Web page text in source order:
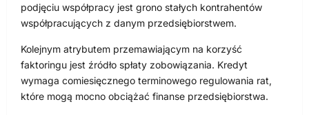
podjęciu współpracy jest grono stałych kontrahentów
współpracujących z danym przedsiębiorstwem.
Kolejnym atrybutem przemawiającym na korzyść
faktoringu jest źródło spłaty zobowiązania. Kredyt
wymaga comiesięcznego terminowego regulowania rat,
które mogą mocno obciążać finanse przedsiębiorstwa.